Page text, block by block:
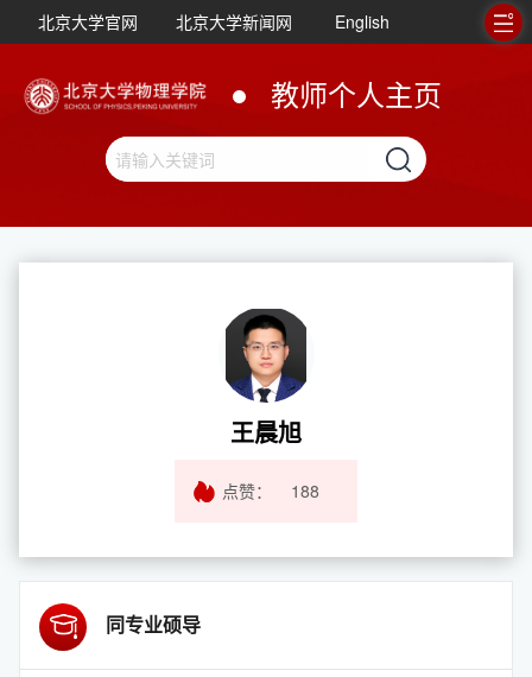
北京大学官网 北京大学新闻网 English
教师个人主页
王晨旭
点赞： 188
同专业硕导